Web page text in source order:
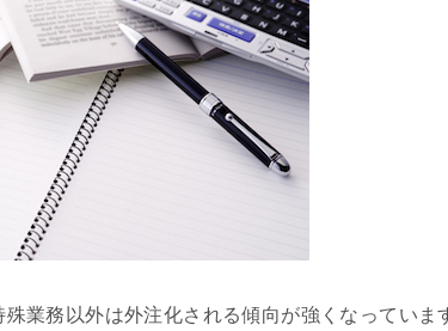
業務以外は外注化される傾向が強くなっていま